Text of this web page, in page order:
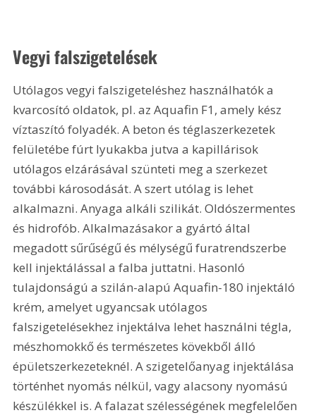
Vegyi falszigetelések
Utólagos vegyi falszigeteléshez használhatók a
kvarcosító oldatok, pl. az Aquafin F1, amely kész
víztaszító folyadék. A beton és téglaszerkezetek
felületébe fúrt lyukakba jutva a kapillárisok
utólagos elzárásával szünteti meg a szerkezet
további károsodását. A szert utólag is lehet
alkalmazni. Anyaga alkáli szilikát. Oldószermentes
és hidrofób. Alkalmazásakor a gyártó által
megadott sűrűségű és mélységű furatrendszerbe
kell injektálással a falba juttatni. Hasonló
tulajdonságú a szilán-alapú Aquafin-180 injektáló
krém, amelyet ugyancsak utólagos
falszigetelésekhez injektálva lehet használni tégla,
mészhomokkő és természetes kövekből álló
épületszerkezeteknél. A szigetelőanyag injektálása
történhet nyomás nélkül, vagy alacsony nyomású
készülékkel is. A falazat szélességének megfelelően